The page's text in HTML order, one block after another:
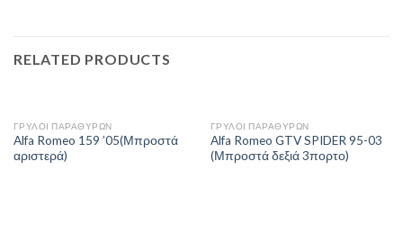
RELATED PRODUCTS
ΓΡΥΛΟΙ ΠΑΡΑΘΥΡΩΝ
Alfa Romeo 159 ’05(Μπροστά
αριστερά)
ΓΡΥΛΟΙ ΠΑΡΑΘΥΡΩΝ
Alfa Romeo GTV SPIDER 95-03
(Μπροστά δεξιά 3πορτο)